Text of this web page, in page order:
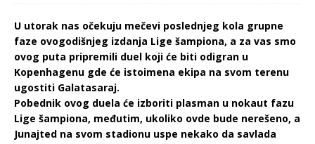
U utorak nas očekuju mečevi poslednjeg kola grupne
faze ovogodišnjeg izdanja Lige šampiona, a za vas smo
ovog puta pripremili duel koji će biti odigran u
Kopenhagenu gde će istoimena ekipa na svom terenu
ugostiti Galatasaraj.
Pobednik ovog duela će izboriti plasman u nokaut fazu
Lige šampiona, međutim, ukoliko ovde bude nerešeno, a
Junajted na svom stadionu uspe nekako da savlada